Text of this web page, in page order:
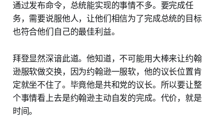
通过发布命令，总统能实现的事情不多。要完成任
务，需要说服他人，让他们相信为了完成总统的目标
也符合他们自己的最佳利益。
拜登显然深谙此道。他知道，不可能用大棒来让约翰
逊服软做交换，因为约翰逊一服软，他的议长位置肯
定就坐不住了。毕竟他是共和党的议长。所以要让整
个事情看上去是约翰逊主动自发的完成。代价，就是
时间。